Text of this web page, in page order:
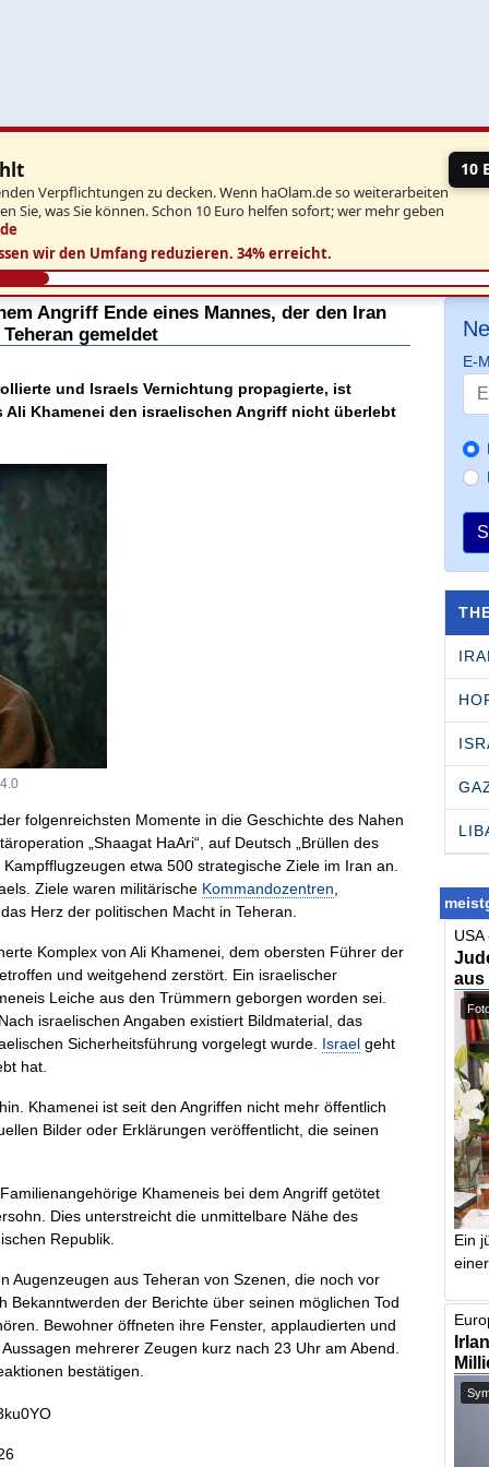
Verpflichtungen zu decken. Wenn haOlam.de so weiterarbeiten
Sie, was Sie können. Schon 10 Euro helfen sofort; wer mehr geben
10
wir den Umfang reduzieren. 34% erreicht.
Angriff Ende eines Mannes, der den Iran
gemeldet
und Israels Vernichtung propagierte, ist
Khamenei den israelischen Angriff nicht überlebt
folgenreichsten Momente in die Geschichte des Nahen
„Shaagat HaAri“, auf Deutsch „Brüllen des
etwa 500 strategische Ziele im Iran an.
Ziele waren militärische Kommandozentren
Herz der politischen Macht in Teheran.
Komplex von Ali Khamenei, dem obersten Führer der
und weitgehend zerstört. Ein israelischer
Leiche aus den Trümmern geborgen worden sei.
israelischen Angaben existiert Bildmaterial, das
Sicherheitsführung vorgelegt wurde. Israel geht
hat.
Khamenei ist seit den Angriffen nicht mehr öffentlich
Bilder oder Erklärungen veröffentlicht, die seinen
Khameneis bei dem Angriff getötet
Dies unterstreicht die unmittelbare Nähe des
Republik.
Augenzeugen aus Teheran von Szenen, die noch vor
Bekanntwerden der Berichte über seinen möglichen Tod
Bewohner öffneten ihre Fenster, applaudierten und
mehrerer Zeugen kurz nach 23 Uhr am Abend.
bestätigen.
E-
aus
Ein